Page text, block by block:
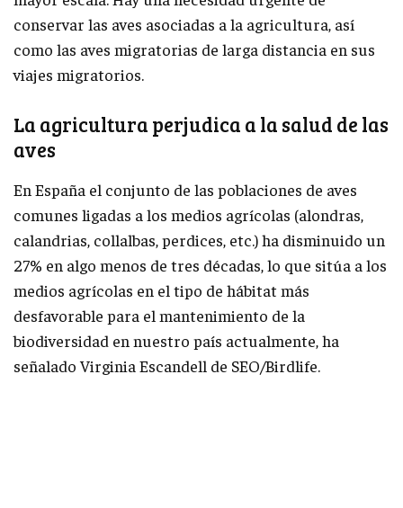
conservar las aves asociadas a la agricultura, así
como las aves migratorias de larga distancia en sus
viajes migratorios.
La agricultura perjudica a la salud de las
aves
En España el conjunto de las poblaciones de aves
comunes ligadas a los medios agrícolas (alondras,
calandrias, collalbas, perdices, etc.) ha disminuido un
27% en algo menos de tres décadas, lo que sitúa a los
medios agrícolas en el tipo de hábitat más
desfavorable para el mantenimiento de la
biodiversidad en nuestro país actualmente, ha
señalado Virginia Escandell de SEO/Birdlife.